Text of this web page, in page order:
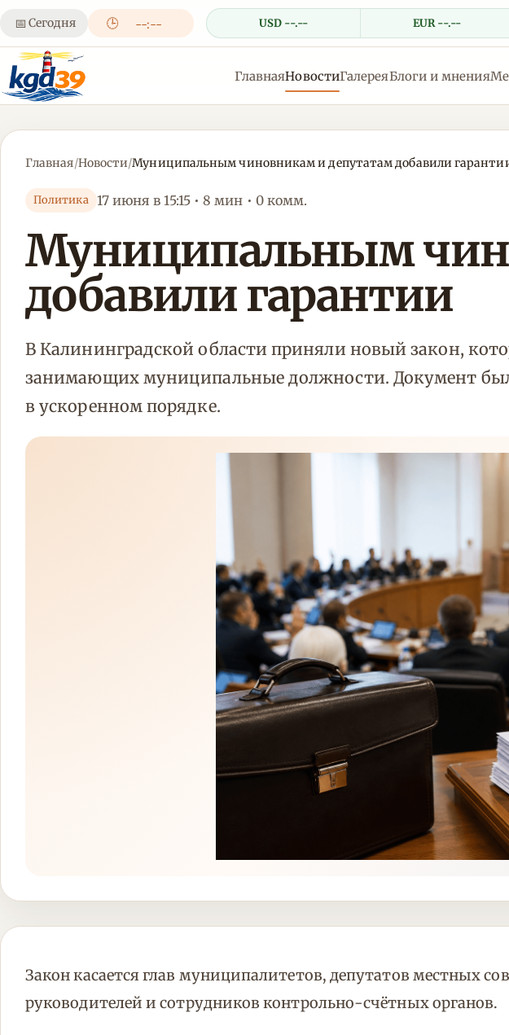
📅 Сегодня 🕒 --:-- USD --.-- EUR --.--
ГлавнаяНовостиГалереяБлоги и мнения
Главная/Новости/Муниципальным чиновникам и депутатам добавили
Политика 17 июня в 15:15 • 8 мин • 0 комм.
Муниципальным
добавили гарантии
В Калининградской области приняли новый закон,
занимающих муниципальные должности. Документ
в ускоренном порядке.
Закон касается глав муниципалитетов, депутатов местных
руководителей и сотрудников контрольно-счётных органов.